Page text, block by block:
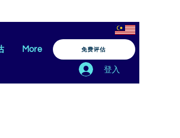
登入
More 免费评估